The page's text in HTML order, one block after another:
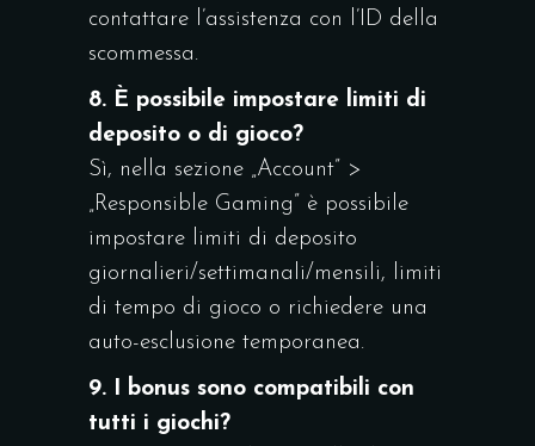
contattare l’assistenza con l’ID della
scommessa.
8. È possibile impostare limiti di
deposito o di gioco?
Sì, nella sezione „Account” >
„Responsible Gaming” è possibile
impostare limiti di deposito
giornalieri/settimanali/mensili, limiti
di tempo di gioco o richiedere una
auto-esclusione temporanea.
9. I bonus sono compatibili con
tutti i giochi?